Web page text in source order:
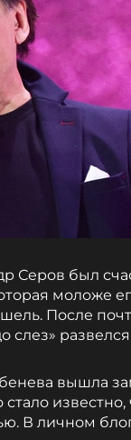
Серов был
моложе
После
слез»
вышла
В личном